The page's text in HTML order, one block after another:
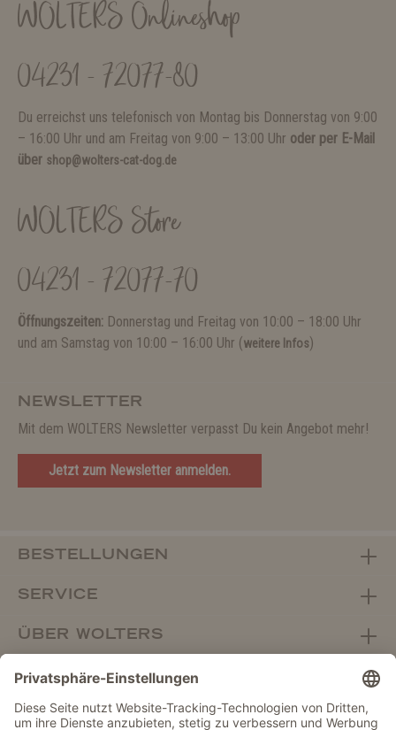
WOLTERS Onlineshop
04231 - 72077-80
Du erreichst uns telefonisch von Montag bis Donnerstag von 9:00
– 16:00 Uhr und am Freitag von 9:00 – 13:00 Uhr oder per E-Mail
über shop@wolters-cat-dog.de
WOLTERS Store
04231 - 72077-70
Öffnungszeiten: Donnerstag und Freitag von 10:00 – 18:00 Uhr
und am Samstag von 10:00 – 16:00 Uhr (weitere Infos)
NEWSLETTER
Mit dem WOLTERS Newsletter verpasst Du kein Angebot mehr!
Jetzt zum Newsletter anmelden.
BESTELLUNGEN
SERVICE
ÜBER WOLTERS
FACHHANDEL
Vertrag widerrufen